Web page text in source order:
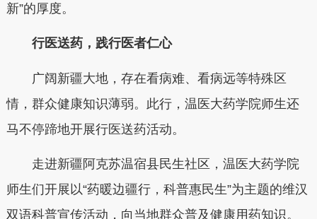
新”的厚度。
行医送药，践行医者仁心
广阔新疆大地，存在看病难、看病远等特殊区
情，群众健康知识薄弱。此行，温医大药学院师生还
马不停蹄地开展行医送药活动。
走进新疆阿克苏温宿县民生社区，温医大药学院
师生们开展以“药暖边疆行，科普惠民生”为主题的维汉
双语科普宣传活动，向当地群众普及健康用药知识。